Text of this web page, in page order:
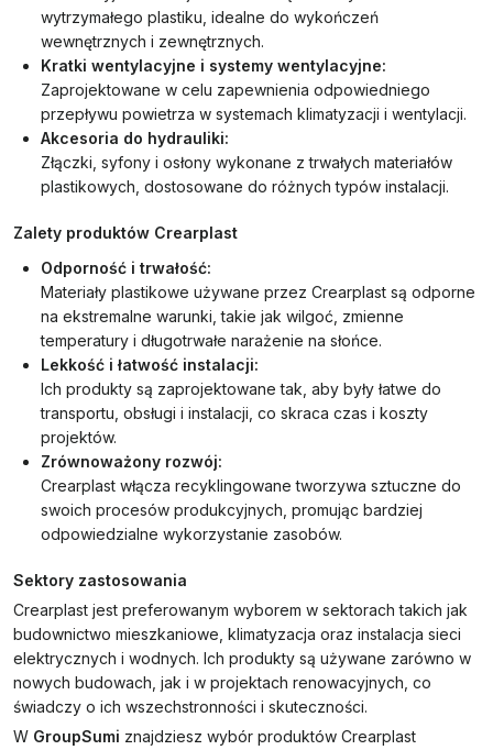
wytrzymałego plastiku, idealne do wykończeń
wewnętrznych i zewnętrznych.
Kratki wentylacyjne i systemy wentylacyjne:
Zaprojektowane w celu zapewnienia odpowiedniego
przepływu powietrza w systemach klimatyzacji i wentylacji.
Akcesoria do hydrauliki:
Złączki, syfony i osłony wykonane z trwałych materiałów
plastikowych, dostosowane do różnych typów instalacji.
Zalety produktów Crearplast
Odporność i trwałość:
Materiały plastikowe używane przez Crearplast są odporne
na ekstremalne warunki, takie jak wilgoć, zmienne
temperatury i długotrwałe narażenie na słońce.
Lekkość i łatwość instalacji:
Ich produkty są zaprojektowane tak, aby były łatwe do
transportu, obsługi i instalacji, co skraca czas i koszty
projektów.
Zrównoważony rozwój:
Crearplast włącza recyklingowane tworzywa sztuczne do
swoich procesów produkcyjnych, promując bardziej
odpowiedzialne wykorzystanie zasobów.
Sektory zastosowania
Crearplast jest preferowanym wyborem w sektorach takich jak
budownictwo mieszkaniowe, klimatyzacja oraz instalacja sieci
elektrycznych i wodnych. Ich produkty są używane zarówno w
nowych budowach, jak i w projektach renowacyjnych, co
świadczy o ich wszechstronności i skuteczności.
W GroupSumi znajdziesz wybór produktów Crearplast